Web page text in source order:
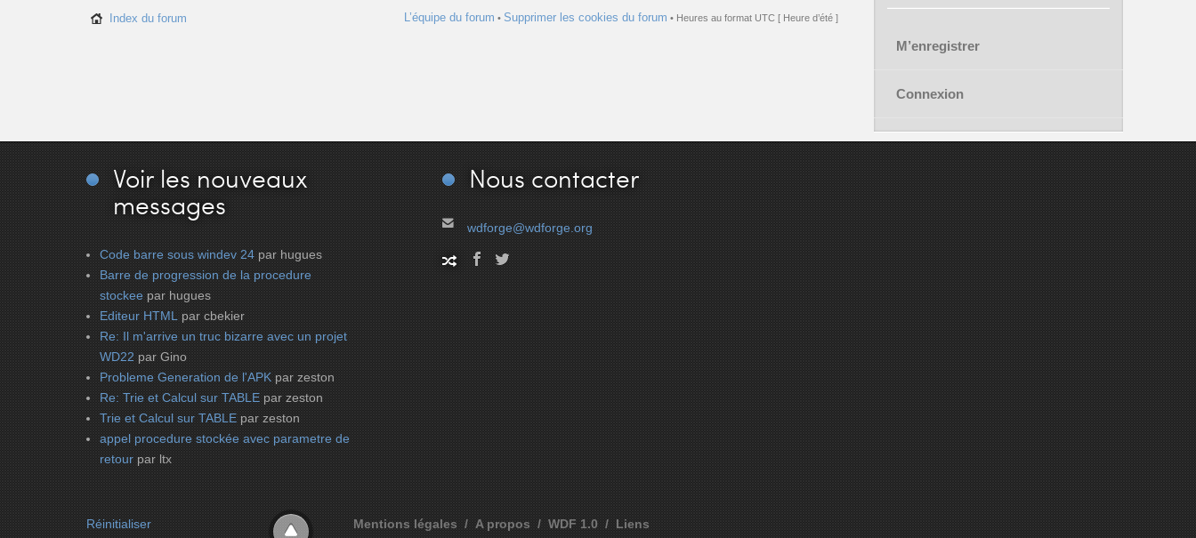
Index du forum L’équipe du forum • Supprimer les cookies du forum • Heures au format UTC [ Heure d’été ]
M’enregistrer
Connexion
Voir les nouveaux
messages
Code barre sous windev 24 par hugues
Barre de progression de la procedure
stockee par hugues
Editeur HTML par cbekier
Re: Il m'arrive un truc bizarre avec un projet
WD22 par Gino
Probleme Generation de l'APK par zeston
Re: Trie et Calcul sur TABLE par zeston
Trie et Calcul sur TABLE par zeston
appel procedure stockée avec parametre de
retour par ltx
Nous contacter
wdforge@wdforge.org
Réinitialiser Mentions légales A propos WDF 1.0 Liens